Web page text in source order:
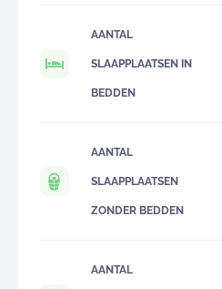
AANTAL
SLAAPPLAATSEN IN
BEDDEN
AANTAL
SLAAPPLAATSEN
ZONDER BEDDEN
AANTAL